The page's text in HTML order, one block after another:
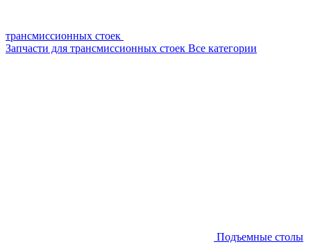
трансмиссионных стоек
Запчасти для трансмиссионных стоек Все категории
Подъемные столы